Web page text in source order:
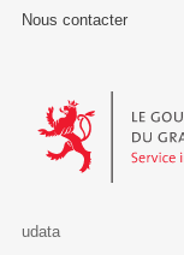
Nous contacter
Le Gouvernement
udata